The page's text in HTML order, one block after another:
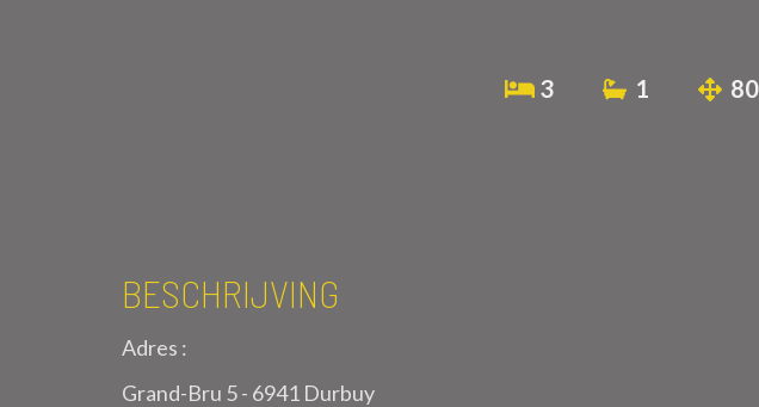
3 1
BESCHRIJVING
Adres :
Grand-Bru 5 - 6941 Durbuy